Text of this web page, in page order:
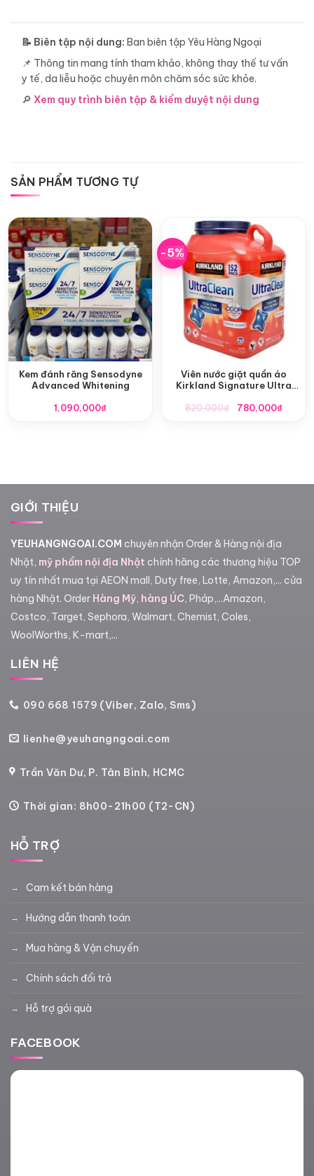
📝 Biên tập nội dung: Ban biên tập Yêu Hàng Ngoại
📌 Thông tin mang tính tham khảo, không thay thế tư vấn
y tế, da liễu hoặc chuyên môn chăm sóc sức khỏe.
🔎 Xem quy trình biên tập & kiểm duyệt nội dung
SẢN PHẨM TƯƠNG TỰ
Kem đánh răng Sensodyne
Advanced Whitening
1,090,000₫
-5%
Viên nước giặt quần áo
Kirkland Signature Ultra
820,000₫
Giá
780,000₫Giá
GIỚI THIỆU
YEUHANGNGOAI.COM chuyên nhận Order & Hàng nội địa
Nhật, mỹ phẩm nội địa Nhật chính hãng các thương hiệu TOP
uy tín nhất mua tại AEON mall, Duty free, Lotte, Amazon,... cửa
hàng Nhật. Order Hàng Mỹ, hàng ÚC, Pháp,...Amazon,
Costco, Target, Sephora, Walmart, Chemist, Coles,
WoolWorths, K-mart,...
LIÊN HỆ
090 668 1579 (Viber, Zalo, Sms)
lienhe@yeuhangngoai.com
Trần Văn Dư, P. Tân Bình, HCMC
Thời gian: 8h00-21h00 (T2-CN)
HỖ TRỢ
Cam kết bán hàng
Hướng dẫn thanh toán
Mua hàng & Vận chuyển
Chính sách đổi trả
Hỗ trợ gói quà
FACEBOOK